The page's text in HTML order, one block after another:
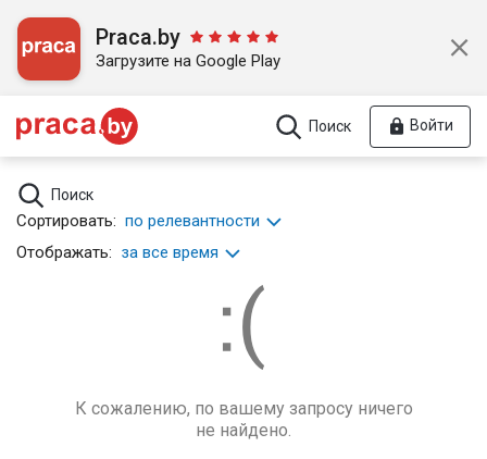
Praca.by
Загрузите на Google Play
Поиск Войти
Поиск
Сортировать: по релевантности
Отображать: за все время
К сожалению, по вашему запросу ничего
не найдено.